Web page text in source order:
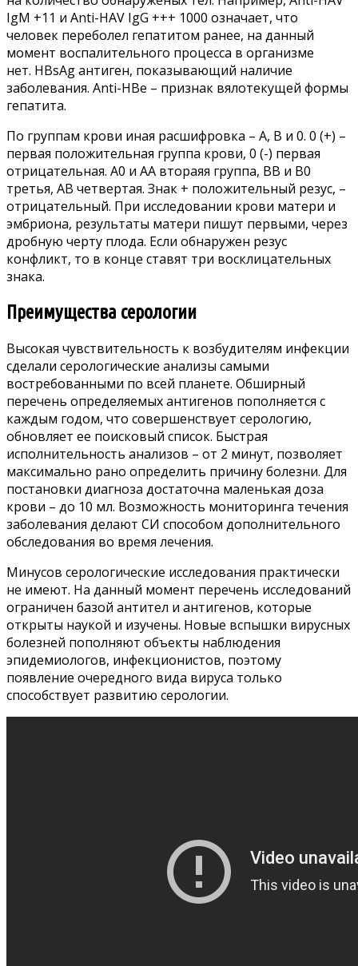
IgМ +11 и Аnti-НАV IgG +++ 1000 означает, что
человек переболел гепатитом ранее, на данный
момент воспалительного процесса в организме
нет. HВsAg антиген, показывающий наличие
заболевания. Аnti-НВе – признак вялотекущей формы
гепатита.
По группам крови иная расшифровка – А, В и 0. 0 (+) –
первая положительная группа крови, 0 (-) первая
отрицательная. А0 и АА втораяя группа, ВВ и В0
третья, АВ четвертая. Знак + положительный резус, –
отрицательный. При исследовании крови матери и
эмбриона, результаты матери пишут первыми, через
дробную черту плода. Если обнаружен резус
конфликт, то в конце ставят три восклицательных
знака.
Преимущества серологии
Высокая чувствительность к возбудителям инфекции
сделали серологические анализы самыми
востребованными по всей планете. Обширный
перечень определяемых антигенов пополняется с
каждым годом, что совершенствует серологию,
обновляет ее поисковый список. Быстрая
исполнительность анализов – от 2 минут, позволяет
максимально рано определить причину болезни. Для
постановки диагноза достаточна маленькая доза
крови – до 10 мл. Возможность мониторинга течения
заболевания делают СИ способом дополнительного
обследования во время лечения.
Минусов серологические исследования практически
не имеют. На данный момент перечень исследований
ограничен базой антител и антигенов, которые
открыты наукой и изучены. Новые вспышки вирусных
болезней пополняют объекты наблюдения
эпидемиологов, инфекционистов, поэтому
появление очередного вида вируса только
способствует развитию серологии.